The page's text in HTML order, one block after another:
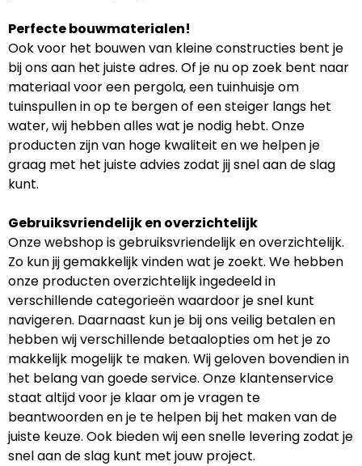
Perfecte bouwmaterialen!
Ook voor het bouwen van kleine constructies bent je
bij ons aan het juiste adres. Of je nu op zoek bent naar
materiaal voor een pergola, een tuinhuisje om
tuinspullen in op te bergen of een steiger langs het
water, wij hebben alles wat je nodig hebt. Onze
producten zijn van hoge kwaliteit en we helpen je
graag met het juiste advies zodat jij snel aan de slag
kunt.
Gebruiksvriendelijk en overzichtelijk
Onze webshop is gebruiksvriendelijk en overzichtelijk.
Zo kun jij gemakkelijk vinden wat je zoekt. We hebben
onze producten overzichtelijk ingedeeld in
verschillende categorieën waardoor je snel kunt
navigeren. Daarnaast kun je bij ons veilig betalen en
hebben wij verschillende betaalopties om het je zo
makkelijk mogelijk te maken. Wij geloven bovendien in
het belang van goede service. Onze klantenservice
staat altijd voor je klaar om je vragen te
beantwoorden en je te helpen bij het maken van de
juiste keuze. Ook bieden wij een snelle levering zodat je
snel aan de slag kunt met jouw project.